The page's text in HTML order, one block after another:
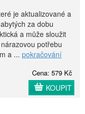
je aktualizované a
za dobu
a může sloužit
potřebu
a ... pokračování
Cena: 579 Kč
KOUPIT